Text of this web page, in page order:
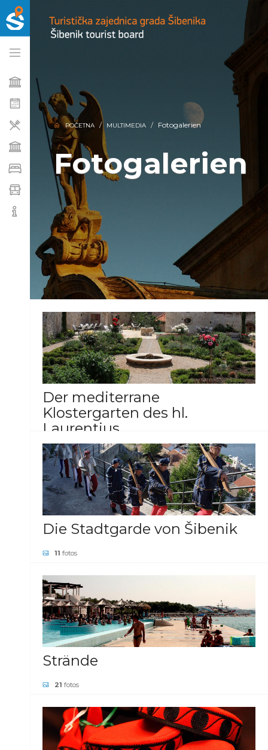
POČETNA MULTIMEDIA Fotogalerien
Fotogalerien
Der mediterrane
Klostergarten des hl.
Laurentius
13fotos
GALERIE ANSEHEN
Die Stadtgarde von Šibenik
11 fotos
GALERIE ANSEHEN
Strände
21 fotos
GALERIE ANSEHEN